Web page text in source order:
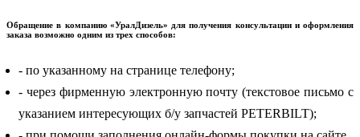
Обращение в компанию «УралДизель» для получения консультации и оформления
заказа возможно одним из трех способов:
- по указанному на странице телефону;
- через фирменную электронную почту (текстовое письмо с
указанием интересующих б/у запчастей PETERBILT);